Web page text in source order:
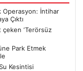
Operasyon: İntihar
Çıktı
çeken ‘Terörsüz
Park Etmek
Kesintisi